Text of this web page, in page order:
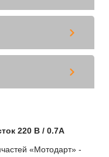
220 В / 0.7А
«Мотодарт» -